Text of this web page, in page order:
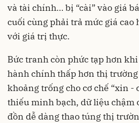
và tài chính… bị “cài” vào giá
cuối cùng phải trả mức giá cao
với giá trị thực.
Bức tranh còn phức tạp hơn
hành chính thấp hơn thị
khoảng trống cho cơ chế “xin -
thiếu minh bạch, dữ liệu chậm
đồn dễ dàng thao túng thị